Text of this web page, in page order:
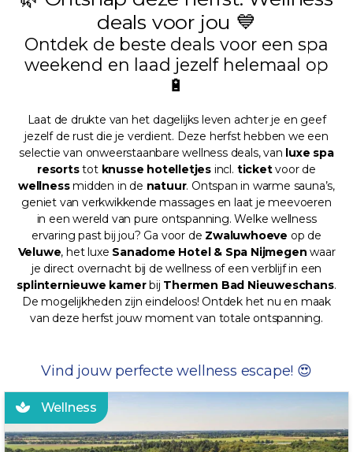
deals voor jou 💙
Ontdek de beste deals voor een spa
weekend en laad jezelf helemaal op
🔋
Laat de drukte van het dagelijks leven achter je en geef
jezelf de rust die je verdient. Deze herfst hebben we een
selectie van onweerstaanbare wellness deals, van luxe spa
resortstot knusse hotelletjes incl. ticketvoor de
wellnessmidden in de natuur. Ontspan in warme sauna’s,
geniet van verkwikkende massages en laat je meevoeren
in een wereld van pure ontspanning. Welke wellness
ervaring past bij jou? Ga voor de Zwaluwhoeve op de
Veluwe, het luxe Sanadome Hotel & Spa Nijmegen waar
je direct overnacht bij de wellness of een verblijf in een
splinternieuwe kamerbij Thermen Bad Nieuweschans.
De mogelijkheden zijn eindeloos! Ontdek het nu en maak
van deze herfst jouw moment van totale ontspanning.
Vind jouw perfecte wellness escape! 😍
Wellness
INCL. HAMMAMDOEKEN